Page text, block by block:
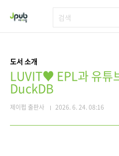
도서 소개
LUVIT♥ EPL과 유튜
DuckDB
제이펍 출판사 2026. 6. 24. 08:16